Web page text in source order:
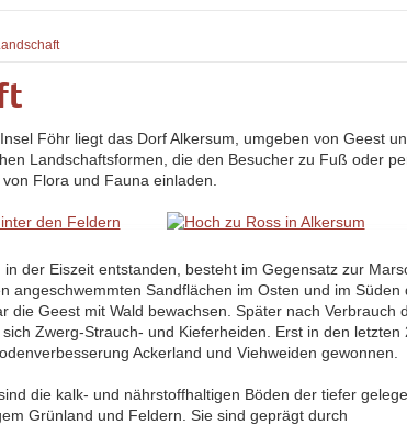
Föhr liegt das Dorf Alkersum, umgeben von Geest
Landschaftsformen, die den Besucher zu Fuß oder
Flora und Fauna einladen.
, in der Eiszeit entstanden, besteht im Gegensatz zur
angeschwemmten Sandflächen im Osten und im Süden
die Geest mit Wald bewachsen. Später nach Verbrauch
Zwerg-Strauch- und Kieferheiden. Erst in den letzten
Ackerland und Viehweiden gewonnen.
die kalk- und nährstoffhaltigen Böden der tiefer
Grünland und Feldern. Sie sind geprägt durch